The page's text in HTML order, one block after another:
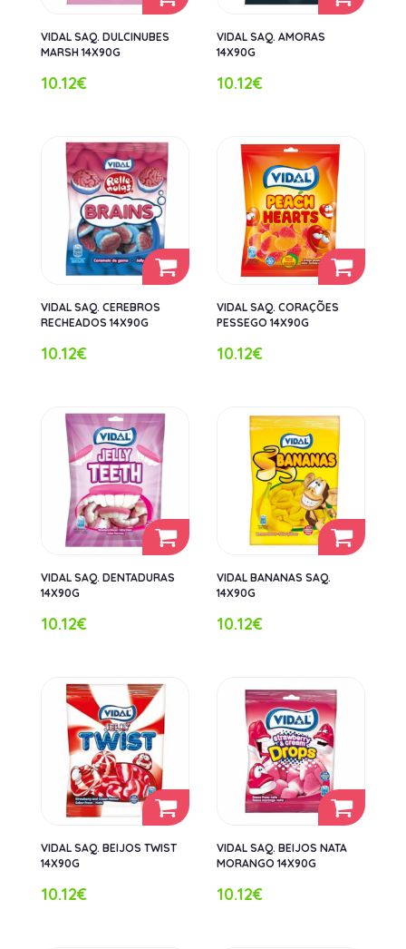
VIDAL SAQ. DULCINUBES
MARSH 14X90G
10.12€
VIDAL SAQ. AMORAS
14X90G
10.12€
VIDAL SAQ. CEREBROS
RECHEADOS 14X90G
10.12€
VIDAL SAQ. CORAÇÕES
PESSEGO 14X90G
10.12€
VIDAL SAQ. DENTADURAS
14X90G
10.12€
VIDAL BANANAS SAQ.
14X90G
10.12€
VIDAL SAQ. BEIJOS TWIST
14X90G
10.12€
VIDAL SAQ. BEIJOS NATA
MORANGO 14X90G
10.12€